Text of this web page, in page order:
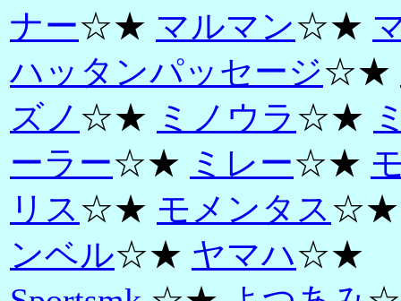
ナー☆★ マルマン☆★
ハッタンパッセージ☆★
ズノ ☆★ ミノウラ ☆★
ーラー☆★ ミレー☆★
リス☆★ モメンタス
ンベル☆★ ヤマハ☆★